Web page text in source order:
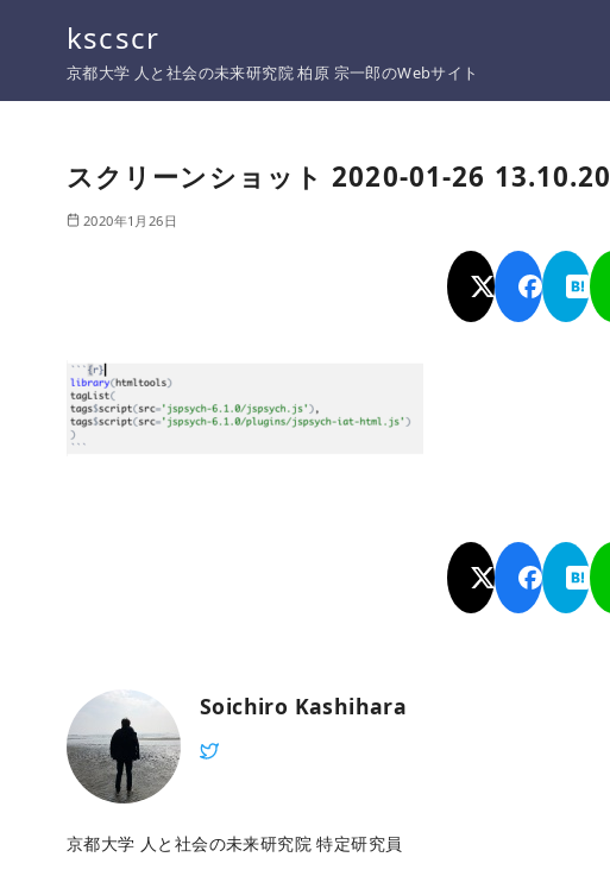
kscscr
京都大学 人と社会の未来研究院 柏原 宗一郎のWebサイト
スクリーンショット 2020-01-26 13.10.20
2020年1月26日
Soichiro Kashihara
京都大学 人と社会の未来研究院 特定研究員